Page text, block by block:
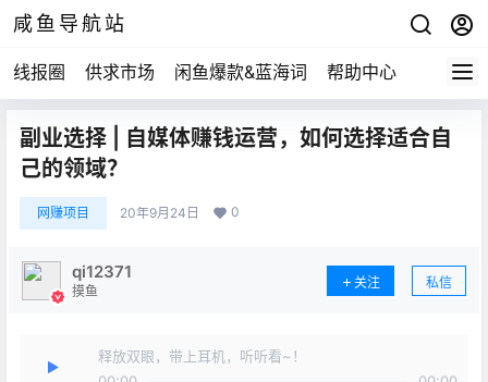
咸鱼导航站
线报圈 供求市场 闲鱼爆款&蓝海词 帮助中心
副业选择 | 自媒体赚钱运营，如何选择适合自
己的领域？
网赚项目 20年9月24日 0
qi12371
摸鱼
关注 私信
释放双眼，带上耳机，听听看~！